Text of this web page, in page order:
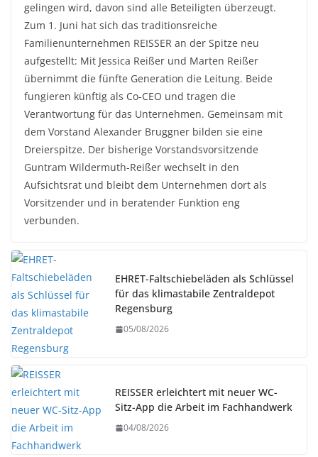
gelingen wird, davon sind alle Beteiligten überzeugt.
Zum 1. Juni hat sich das traditionsreiche
Familienunternehmen REISSER an der Spitze neu
aufgestellt: Mit Jessica Reißer und Marten Reißer
übernimmt die fünfte Generation die Leitung. Beide
fungieren künftig als Co-CEO und tragen die
Verantwortung für das Unternehmen. Gemeinsam mit
dem Vorstand Alexander Bruggner bilden sie eine
Dreierspitze. Der bisherige Vorstandsvorsitzende
Guntram Wildermuth-Reißer wechselt in den
Aufsichtsrat und bleibt dem Unternehmen dort als
Vorsitzender und in beratender Funktion eng
verbunden.
EHRET-Faltschiebeläden als Schlüssel
für das klimastabile Zentraldepot
Regensburg
05/08/2026
REISSER erleichtert mit neuer WC-
Sitz-App die Arbeit im Fachhandwerk
04/08/2026